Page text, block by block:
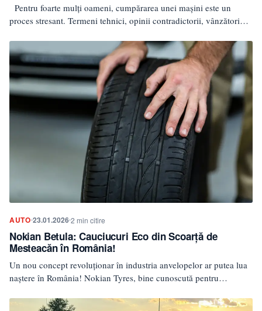
Pentru foarte mulți oameni, cumpărarea unei mașini este un
proces stresant. Termeni tehnici, opinii contradictorii, vânzători
AUTO 23.01.20262 min citire
Nokian Betula: Cauciucuri Eco din Scoarță de
Mesteacăn în România!
Un nou concept revoluționar în industria anvelopelor ar putea lua
naștere în România! Nokian Tyres, bine cunoscută pentru…